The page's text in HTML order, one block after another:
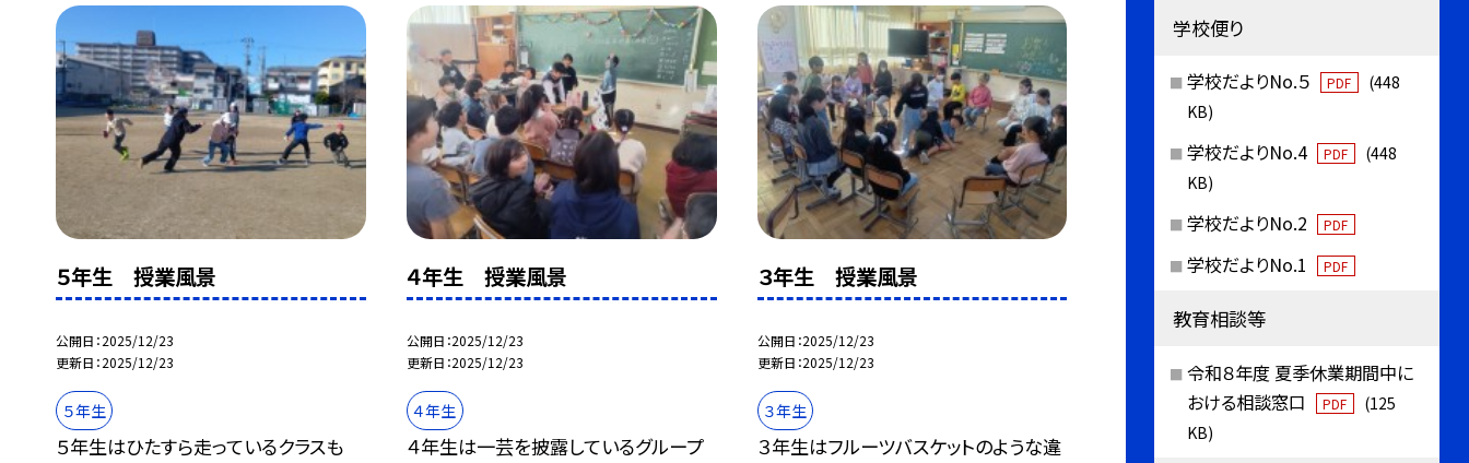
５年生 授業風景
公開日 2025/12/23
更新日 2025/12/23
５年生
５年生はひたすら走っているクラスも
４年生 授業風景
公開日 2025/12/23
更新日 2025/12/23
４年生
４年生は一芸を披露しているグループ
３年生 授業風景
公開日 2025/12/23
更新日 2025/12/23
３年生
３年生はフルーツバスケットのような違
学校便り
学校だよりNo.５ PDF
(448
KB)
学校だよりNo.4 PDF
(448
KB)
学校だよりNo.2 PDF
学校だよりNo.1 PDF
教育相談等
令和８年度 夏季休業期間中に
おける相談窓口
PDF
(125
KB)